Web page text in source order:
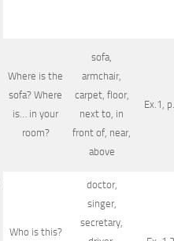
Where is the
sofa? Where
is… in your
room?
sofa,
armchair,
carpet, floor,
next to, in
front of, near,
above
Ex.1,
Who is this?
doctor,
singer,
secretary,